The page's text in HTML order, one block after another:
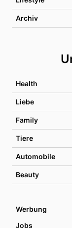
Archiv
Health
Liebe
Family
Tiere
Automobile
Beauty
Werbung
Jobs